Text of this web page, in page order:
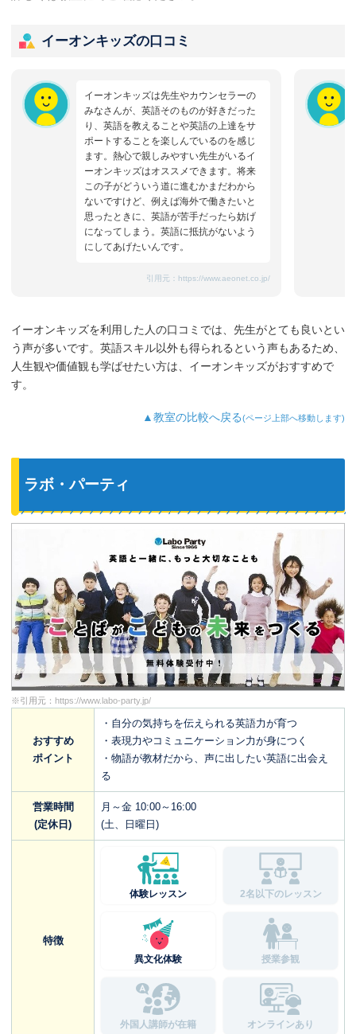
イーオンキッズの口コミ
イーオンキッズは先生やカウンセラーの
みなさんが、英語そのものが好きだった
り、英語を教えることや英語の上達をサ
ポートすることを楽しんでいるのを感じ
ます。熱心で親しみやすい先生がいるイ
ーオンキッズはオススメできます。将来
この子がどういう道に進むかまだわから
ないですけど、例えば海外で働きたいと
思ったときに、英語が苦手だったら妨げ
になってしまう。英語に抵抗がないよう
にしてあげたいんです。
引用元： https://www.aeonet.co.jp/
イーオンキッズを利用した人の口コミでは、先生がとても良いとい
う声が多いです。英語スキル以外も得られるという声もあるため、
人生観や価値観も学ばせたい方は、イーオンキッズがおすすめで
す。
▲教室の比較へ戻る(ページ上部へ移動します)
ラボ・パーティ
※引用元： https://www.labo-party.jp/
おすすめ
ポイント
・自分の気持ちを伝えられる英語力が育つ
・表現力やコミュニケーション力が身につく
・物語が教材だから、声に出したい英語に出会え
る
営業時間
(定休日)
月～金 10:00～16:00
(土、日曜日)
特徴
体験レッスン 2名以下のレッスン
異文化体験 授業参観
外国人講師が在籍 オンラインあり